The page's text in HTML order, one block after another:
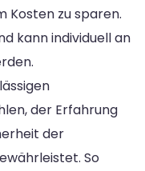
Kosten zu sparen.
kann individuell an
der Erfahrung
der
So